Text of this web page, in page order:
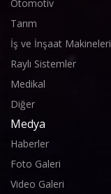
Otomotiv
Tarım
İş ve İnşaat Makineleri
Raylı Sistemler
Medikal
Diğer
Medya
Haberler
Foto Galeri
Video Galeri